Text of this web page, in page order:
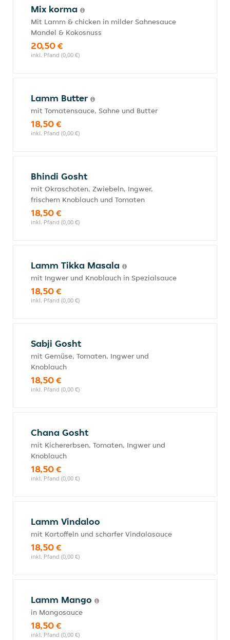
Mix korma
Mit Lamm & chicken in milder Sahnesauce
Mandel & Kokosnuss
20,50 €
inkl. Pfand (0,00 €)
Lamm Butter
mit Tomatensauce, Sahne und Butter
18,50 €
inkl. Pfand (0,00 €)
Bhindi Gosht
mit Okraschoten, Zwiebeln, Ingwer,
frischem Knoblauch und Tomaten
18,50 €
inkl. Pfand (0,00 €)
Lamm Tikka Masala
mit Ingwer und Knoblauch in Spezialsauce
18,50 €
inkl. Pfand (0,00 €)
Sabji Gosht
mit Gemüse, Tomaten, Ingwer und
Knoblauch
18,50 €
inkl. Pfand (0,00 €)
Chana Gosht
mit Kichererbsen, Tomaten, Ingwer und
Knoblauch
18,50 €
inkl. Pfand (0,00 €)
Lamm Vindaloo
mit Kartoffeln und scharfer Vindalasauce
18,50 €
inkl. Pfand (0,00 €)
Lamm Mango
in Mangosauce
18,50 €
inkl. Pfand (0,00 €)